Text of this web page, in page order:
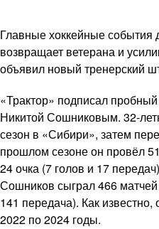
Главные хоккейные события
возвращает ветерана и
объявил новый тренерский
«Трактор» подписал
Никитой Сошниковым. 32-
сезон в «Сибири», затем
прошлом сезоне он провёл
24 очка (7 голов и 17
Сошников сыграл 466
141 передача). Как
2022 по 2024 годы.